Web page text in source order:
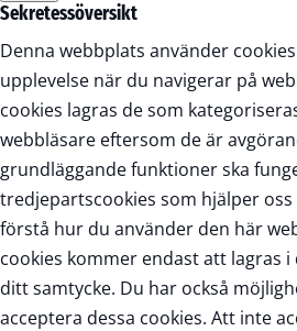
Sekretessöversikt
Denna webbplats använder
upplevelse när du navigerar på
cookies lagras de som
webbläsare eftersom de är
grundläggande funktioner ska
tredjepartscookies som hjälper
förstå hur du använder den här
cookies kommer endast att lagras
ditt samtycke. Du har också
acceptera dessa cookies. Att inte